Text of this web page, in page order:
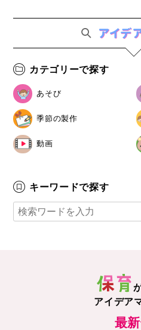
カテゴリーで探す
あそび
季節の製作
動画
キーワードで探す
アイデア
最